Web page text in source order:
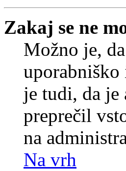
Zakaj se ne
Možno je,
uporabniško
je tudi, da je
preprečil
na
Na vrh